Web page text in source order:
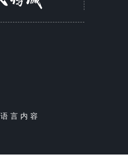
言内容